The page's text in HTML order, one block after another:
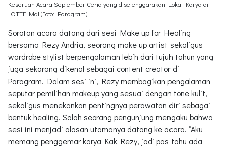
Keseruan Acara September Ceria yang diselenggarakan Lokal Karya di
LOTTE Mal (Foto: Paragram)
Sorotan acara datang dari sesi Make up for Healing
bersama Rezy Andria, seorang make up artist sekaligus
wardrobe stylist berpengalaman lebih dari tujuh tahun yang
juga sekarang dikenal sebagai content creator di
Paragram. Dalam sesi ini, Rezy membagikan pengalaman
seputar pemilihan makeup yang sesuai dengan tone kulit,
sekaligus menekankan pentingnya perawatan diri sebagai
bentuk healing. Salah seorang pengunjung mengaku bahwa
sesi ini menjadi alasan utamanya datang ke acara. “Aku
memang penggemar karya Kak Rezy, jadi pas tahu ada